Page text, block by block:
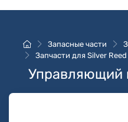
Запасные части
Запчасти для Silver
Управляющий